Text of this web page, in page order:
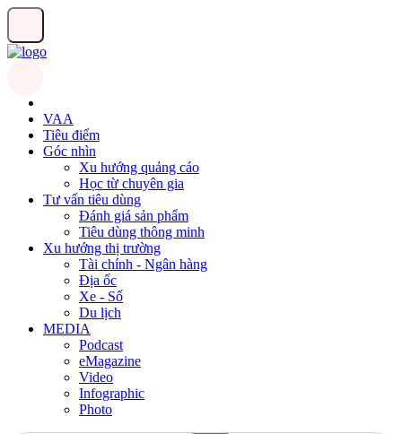
VAA
Tiêu điểm
Góc nhìn
Xu hướng quảng cáo
Học từ chuyên gia
Tư vấn tiêu dùng
Đánh giá sản phẩm
Tiêu dùng thông minh
Xu hướng thị trường
Tài chính - Ngân hàng
Địa ốc
Xe - Số
Du lịch
MEDIA
Podcast
eMagazine
Video
Infographic
Photo